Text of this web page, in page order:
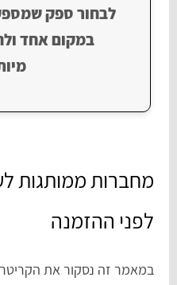
לבחור ספק
במקום אחד
מחברות ממותגות
לפני ההזמנה
במאמר זה נסקור את